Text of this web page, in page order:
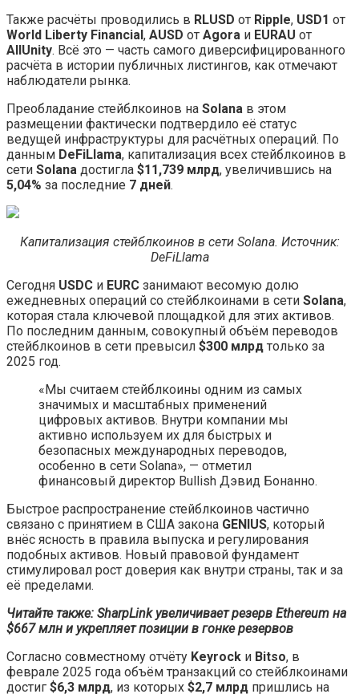
Также расчёты проводились в RLUSD от Ripple, USD1 от
World Liberty Financial, AUSD от Agora и EURAU от
AllUnity. Всё это — часть самого диверсифицированного
расчёта в истории публичных листингов, как отмечают
наблюдатели рынка.
Преобладание стейблкоинов на Solana в этом
размещении фактически подтвердило её статус
ведущей инфраструктуры для расчётных операций. По
данным DeFiLlama, капитализация всех стейблкоинов в
сети Solana достигла $11,739 млрд, увеличившись на
5,04% за последние 7 дней.
Капитализация стейблкоинов в сети Solana. Источник:
DeFiLlama
Сегодня USDC и EURC занимают весомую долю
ежедневных операций со стейблкоинами в сети Solana,
которая стала ключевой площадкой для этих активов.
По последним данным, совокупный объём переводов
стейблкоинов в сети превысил $300 млрд только за
2025 год.
«Мы считаем стейблкоины одним из самых
значимых и масштабных применений
цифровых активов. Внутри компании мы
активно используем их для быстрых и
безопасных международных переводов,
особенно в сети Solana», — отметил
финансовый директор Bullish Дэвид Бонанно.
Быстрое распространение стейблкоинов частично
связано с принятием в США закона GENIUS, который
внёс ясность в правила выпуска и регулирования
подобных активов. Новый правовой фундамент
стимулировал рост доверия как внутри страны, так и за
её пределами.
Читайте также: SharpLink увеличивает резерв Ethereum на
$667 млн и укрепляет позиции в гонке резервов
Согласно совместному отчёту Keyrock и Bitso, в
феврале 2025 года объём транзакций со стейблкоинами
достиг $6,3 млрд, из которых $2,7 млрд пришлись на